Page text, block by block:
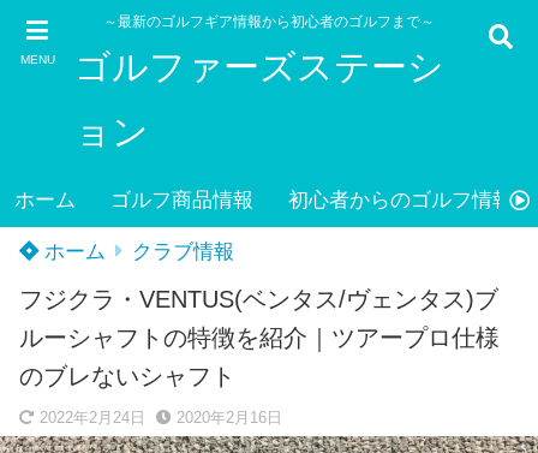
MENU
～最新のゴルフギア情報から初心者のゴルフまで～
ゴルファーズステーシ
ョン
ホーム ゴルフ商品情報 初心者からのゴルフ情報
ホーム クラブ情報
フジクラ・VENTUS(ベンタス/ヴェンタス)ブ
ルーシャフトの特徴を紹介｜ツアープロ仕様
のブレないシャフト
2022年2月24日 2020年2月16日